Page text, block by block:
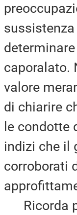
caporalato.
valore
di chiarire
le condotte
indizi che il
corroborati
Ricorda